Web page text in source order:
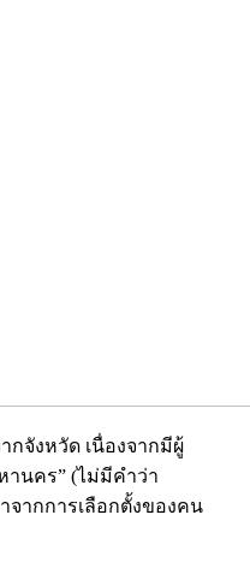
จังหวัด เนื่องจากมีผู้
านคร” (ไม่มีคำว่า
จากการเลือกตั้งของคน